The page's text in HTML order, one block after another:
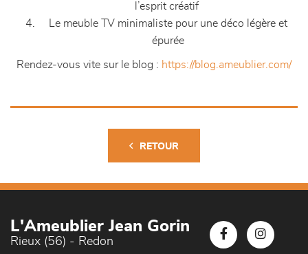
l’esprit créatif
Le meuble TV minimaliste pour une déco légère et
épurée
Rendez-vous vite sur le blog : https://blog.ameublier.com/
RETOUR
L'Ameublier Jean Gorin
Rieux (56) - Redon